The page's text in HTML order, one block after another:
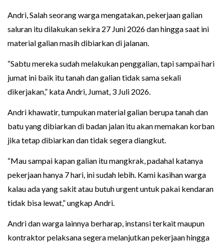
Andri, Salah seorang warga mengatakan, pekerjaan galian
saluran itu dilakukan sekira 27 Juni 2026 dan hingga saat ini
material galian masih dibiarkan di jalanan.
“Sabtu mereka sudah melakukan penggalian, tapi sampai hari
jumat ini baik itu tanah dan galian tidak sama sekali
dikerjakan,” kata Andri, Jumat, 3 Juli 2026.
Andri khawatir, tumpukan material galian berupa tanah dan
batu yang dibiarkan di badan jalan itu akan memakan korban
jika tetap dibiarkan dan tidak segera diangkut.
“Mau sampai kapan galian itu mangkrak, padahal katanya
pekerjaan hanya 7 hari, ini sudah lebih. Kami kasihan warga
kalau ada yang sakit atau butuh urgent untuk pakai kendaran
tidak bisa lewat,” ungkap Andri.
Andri dan warga lainnya berharap, instansi terkait maupun
kontraktor pelaksana segera melanjutkan pekerjaan hingga